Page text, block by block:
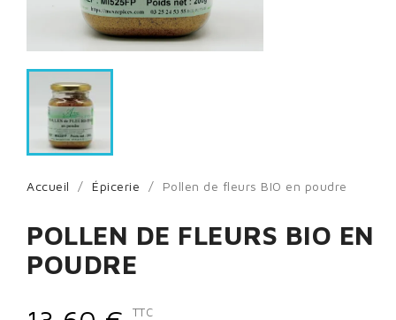
Accueil Épicerie Pollen de fleurs BIO en poudre
POLLEN DE FLEURS BIO EN
POUDRE
TTC